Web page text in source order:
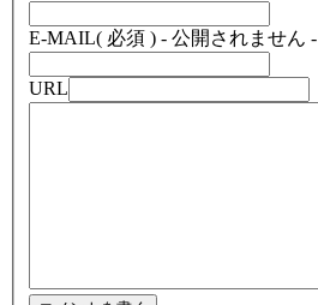
E-MAIL( 必須 ) - 公開されません -
URL